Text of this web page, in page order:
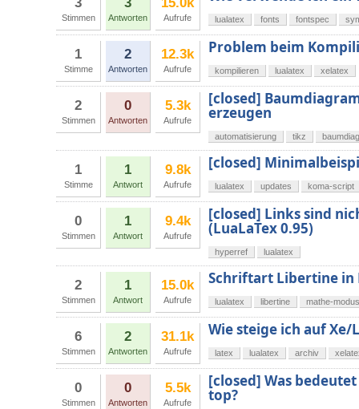
Stimmen Antworten Aufrufe lualatex fonts fontspec
1
Stimme
2
Antworten
12.3k
Aufrufe
Problem beim
kompilieren lualatex xelatex
2
Stimmen
0
Antworten
5.3k
Aufrufe
[closed]
erzeugen
automatisierung tikz
1
Stimme
1
Antwort
9.8k
Aufrufe
[closed]
lualatex updates koma-script
0
Stimmen
1
Antwort
9.4k
Aufrufe
[closed] Links sind
(LuaLaTex 0.95)
hyperref lualatex
2
Stimmen
1
Antwort
15.0k
Aufrufe
Schriftart Libertine in
lualatex libertine mathe-modus
6
Stimmen
2
Antworten
31.1k
Aufrufe
Wie steige ich auf Xe/
latex lualatex archiv
0
Stimmen
0
Antworten
5.5k
Aufrufe
[closed] Was
top?